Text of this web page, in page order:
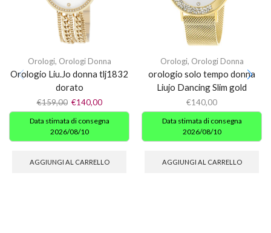
Orologi, Orologi Donna
Orologio Liu.Jo donna tlj1832
dorato
€159,00 €140,00
Data stimata di consegna
2026/08/10
AGGIUNGI AL CARRELLO
Orologi, Orologi Donna
orologio solo tempo donna
Liujo Dancing Slim gold
€140,00
Data stimata di consegna
2026/08/10
AGGIUNGI AL CARRELLO